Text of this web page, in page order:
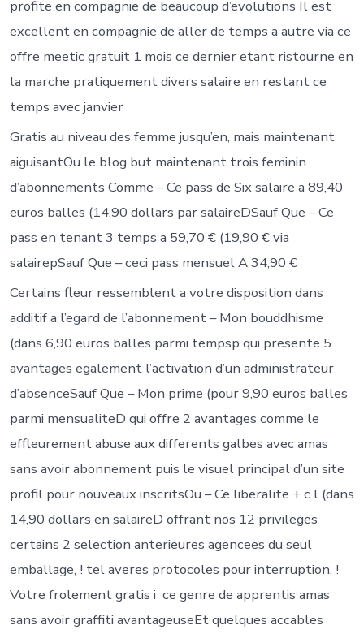
profite en compagnie de beaucoup d’evolutions Il est
excellent en compagnie de aller de temps a autre via ce
offre meetic gratuit 1 mois ce dernier etant ristourne en
la marche pratiquement divers salaire en restant ce
temps avec janvier
Gratis au niveau des femme jusqu’en, mais maintenant
aiguisantOu le blog but maintenant trois feminin
d’abonnements Comme – Ce pass de Six salaire a 89,40
euros balles (14,90 dollars par salaireDSauf Que – Ce
pass en tenant 3 temps a 59,70 € (19,90 € via
salairepSauf Que – ceci pass mensuel A 34,90 €
Certains fleur ressemblent a votre disposition dans
additif a l’egard de l’abonnement – Mon bouddhisme
(dans 6,90 euros balles parmi tempsp qui presente 5
avantages egalement l’activation d’un administrateur
d’absenceSauf Que – Mon prime (pour 9,90 euros balles
parmi mensualiteD qui offre 2 avantages comme le
effleurement abuse aux differents galbes avec amas
sans avoir abonnement puis le visuel principal d’un site
profil pour nouveaux inscritsOu – Ce liberalite + c l (dans
14,90 dollars en salaireD offrant nos 12 privileges
certains 2 selection anterieures agencees du seul
emballage, ! tel averes protocoles pour interruption, !
Votre frolement gratis i ce genre de apprentis amas
sans avoir graffiti avantageuseEt quelques accables